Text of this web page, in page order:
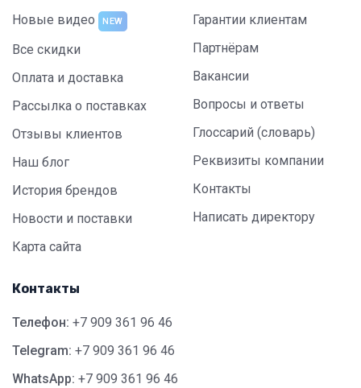
Новые видео
NEW
Все скидки
Оплата и доставка
Рассылка о поставках
Отзывы клиентов
Наш блог
История брендов
Новости и поставки
Карта сайта
Гарантии клиентам
Партнёрам
Вакансии
Вопросы и ответы
Глоссарий (словарь)
Реквизиты компании
Контакты
Написать директору
Контакты
Телефон: +7 909 361 96 46
Telegram: +7 909 361 96 46
WhatsApp: +7 909 361 96 46